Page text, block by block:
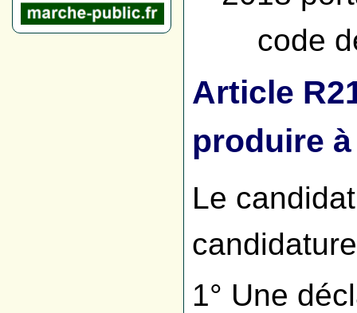
code
Article
produire
Le
1° Une